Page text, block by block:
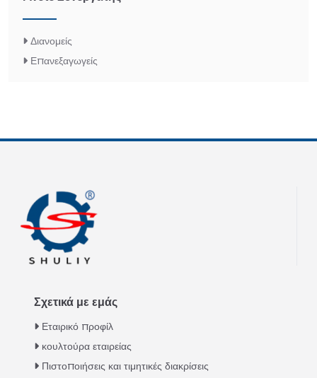
Διανομείς
Επανεξαγωγείς
Σχετικά με εμάς
Εταιρικό προφίλ
κουλτούρα εταιρείας
Πιστοποιήσεις και τιμητικές διακρίσεις